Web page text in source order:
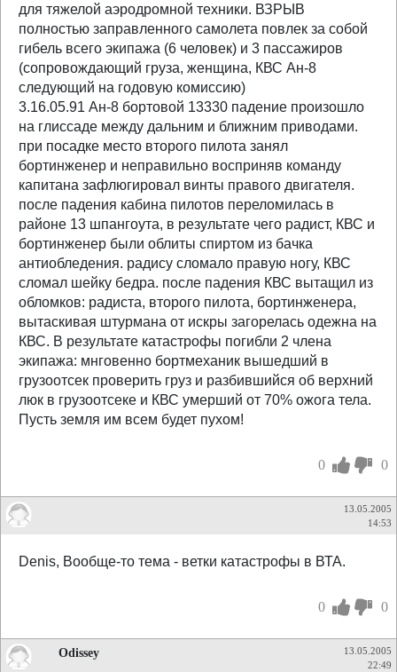
для тяжелой аэродромной техники. ВЗРЫВ
полностью заправленного самолета повлек за собой
гибель всего экипажа (6 человек) и 3 пассажиров
(сопровождающий груза, женщина, КВС Ан-8
следующий на годовую комиссию)
3.16.05.91 Ан-8 бортовой 13330 падение произошло
на глиссаде между дальним и ближним приводами.
при посадке место второго пилота занял
бортинженер и неправильно восприняв команду
капитана зафлюгировал винты правого двигателя.
после падения кабина пилотов переломилась в
районе 13 шпангоута, в результате чего радист, КВС и
бортинженер были облиты спиртом из бачка
антиобледения. радису сломало правую ногу, КВС
сломал шейку бедра. после падения КВС вытащил из
обломков: радиста, второго пилота, бортинженера,
вытаскивая штурмана от искры загорелась одежна на
КВС. В результате катастрофы погибли 2 члена
экипажа: мнговенно бортмеханик вышедший в
грузоотсек проверить груз и разбившийся об верхний
люк в грузоотсеке и КВС умерший от 70% ожога тела.
Пусть земля им всем будет пухом!
0 0
13.05.2005
14:53
Denis, Вообще-то тема - ветки катастрофы в ВТА.
0 0
Odissey
13.05.2005
22:49